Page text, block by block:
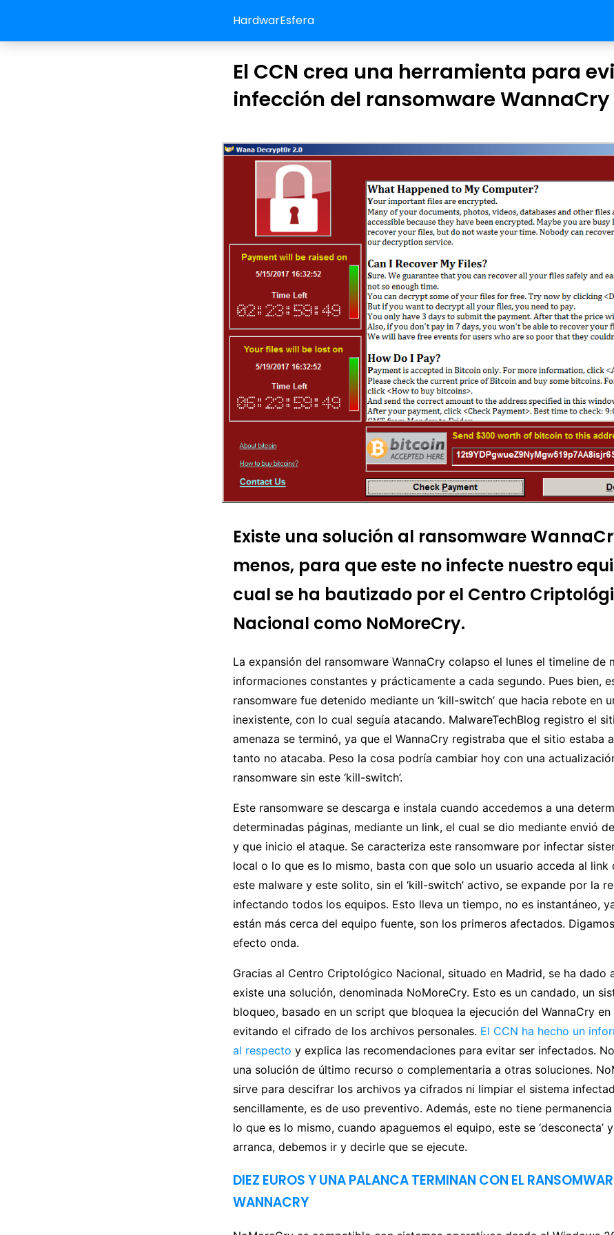
HardwarEsfera
El CCN crea una herramienta para
infección del ransomware WannaCry
Existe una solución al ransomware
menos, para que este no infecte nuestro
cual se ha bautizado por el Centro
Nacional como NoMoreCry.
La expansión del ransomware WannaCry colapso el lunes el timeline de
informaciones constantes y prácticamente a cada segundo. Pues bien,
ransomware fue detenido mediante un ‘kill-switch’ que hacia rebote en
inexistente, con lo cual seguía atacando. MalwareTechBlog registro el
amenaza se terminó, ya que el WannaCry registraba que el sitio estaba
tanto no atacaba. Peso la cosa podría cambiar hoy con una
ransomware sin este ‘kill-switch’.
Este ransomware se descarga e instala cuando accedemos a una
determinadas páginas, mediante un link, el cual se dio mediante envió
y que inicio el ataque. Se caracteriza este ransomware por infectar
local o lo que es lo mismo, basta con que solo un usuario acceda al link
este malware y este solito, sin el ‘kill-switch’ activo, se expande por la
infectando todos los equipos. Esto lleva un tiempo, no es instantáneo,
están más cerca del equipo fuente, son los primeros afectados.
efecto onda.
Gracias al Centro Criptológico Nacional, situado en Madrid, se ha dado
existe una solución, denominada NoMoreCry. Esto es un candado, un
bloqueo, basado en un script que bloquea la ejecución del WannaCry
evitando el cifrado de los archivos personales. El CCN ha hecho un
al respecto y explica las recomendaciones para evitar ser infectados.
una solución de último recurso o complementaria a otras soluciones.
sirve para descifrar los archivos ya cifrados ni limpiar el sistema
sencillamente, es de uso preventivo. Además, este no tiene
lo que es lo mismo, cuando apaguemos el equipo, este se ‘desconecta’
arranca, debemos ir y decirle que se ejecute.
DIEZ EUROS Y UNA PALANCA TERMINAN CON EL
WANNACRY